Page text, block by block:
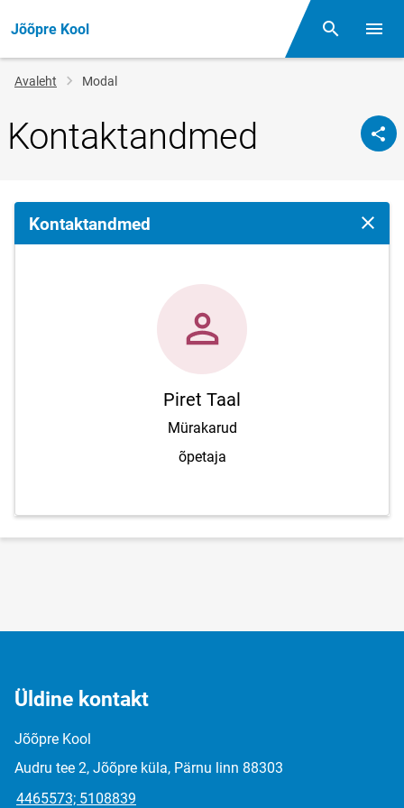
Jõõpre Kool Otsing
Jälglink
Avaleht Modal
Kontaktandmed
Kontaktandmed Sulge
Piret Taal
Mürakarud
õpetaja
Üldine kontakt
Jõõpre Kool
Audru tee 2, Jõõpre küla, Pärnu linn 88303
4465573; 5108839